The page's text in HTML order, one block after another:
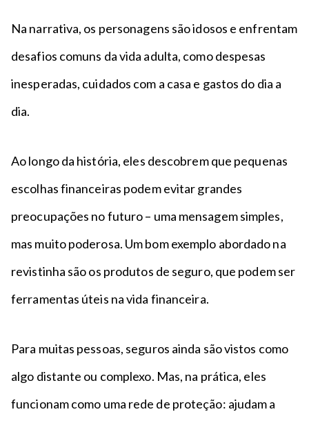
Na narrativa, os personagens são idosos e enfrentam
desafios comuns da vida adulta, como despesas
inesperadas, cuidados com a casa e gastos do dia a
dia.
Ao longo da história, eles descobrem que pequenas
escolhas financeiras podem evitar grandes
preocupações no futuro – uma mensagem simples,
mas muito poderosa. Um bom exemplo abordado na
revistinha são os produtos de seguro, que podem ser
ferramentas úteis na vida financeira.
Para muitas pessoas, seguros ainda são vistos como
algo distante ou complexo. Mas, na prática, eles
funcionam como uma rede de proteção: ajudam a